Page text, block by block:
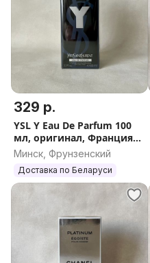
329 р.
YSL Y Eau De Parfum 100
мл, оригинал, Франция
(Ив Сен Лоран Игрек)
Минск, Фрунзенский
Доставка по Беларуси